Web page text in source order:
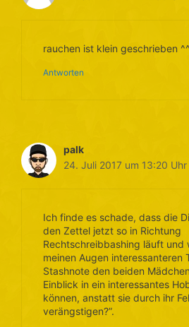
rauchen ist klein geschrieben ^^
Antworten
palk
24. Juli 2017 um 13:20 Uhr
Ich finde es schade, dass die
den Zettel jetzt so in Richtung
Rechtschreibbashing läuft und
meinen Augen interessanteren
Stashnote den beiden
Einblick in ein interessantes
können, anstatt sie durch ihr
verängstigen?”.